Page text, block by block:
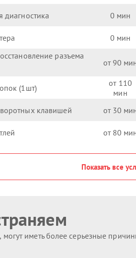
диагностика 0
0
разъема
90
(1шт) 110
клавишей 30
80
Показать все
иметь более серьезные